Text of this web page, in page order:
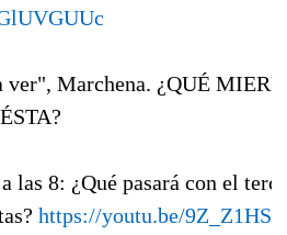
ver", Marchena. ¿QUÉ
las 8: ¿Qué pasará con el
https://youtu.be/